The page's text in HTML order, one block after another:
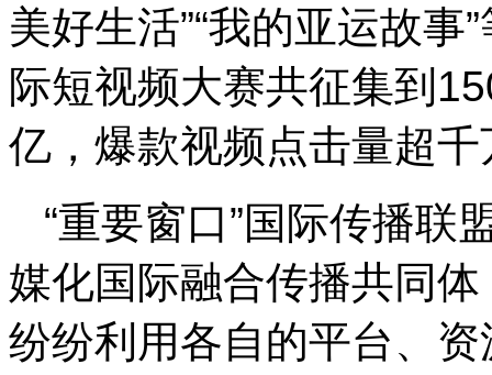
美好生活”“我的亚运故事
际短视频大赛共征集到
亿，爆款视频点击量超
“重要窗口”国际传播联
媒化国际融合传播共同
纷纷利用各自的平台、